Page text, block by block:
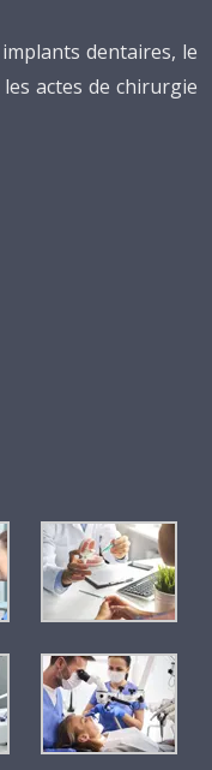
dentaires, le
actes de chirurgie